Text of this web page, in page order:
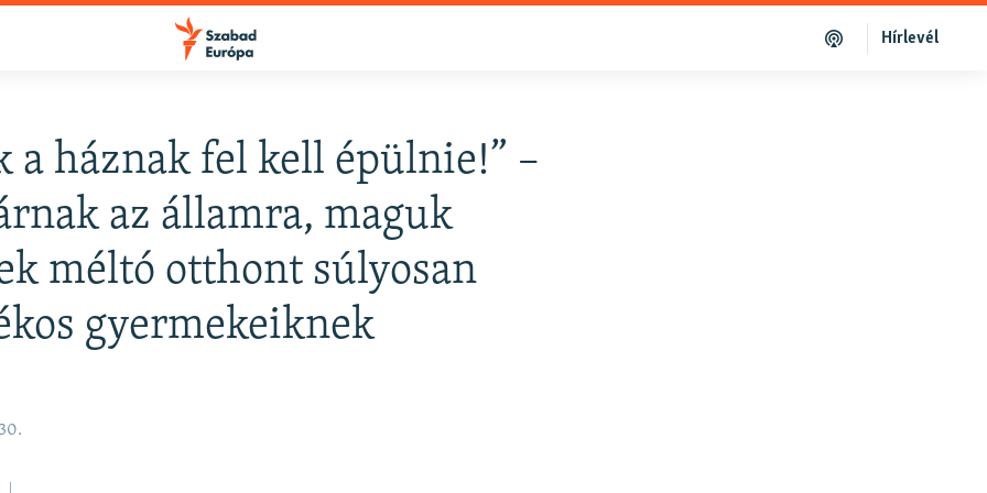
Hírlevél
a háznak fel kell épülnie!” –
az államra, maguk
méltó otthont súlyosan
gyermekeiknek
FELIRATKOZÁS
Apple Podcasts
Spotify